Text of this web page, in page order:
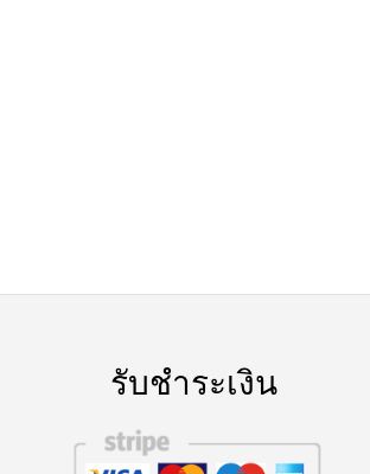
รับชำระเงิน